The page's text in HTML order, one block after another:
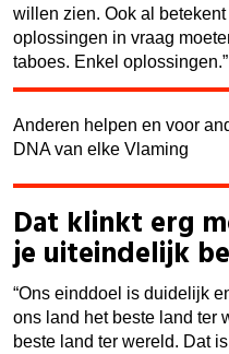
willen zien. Ook al
oplossingen in vraag
taboes. Enkel oplossingen.”
Anderen helpen en voor
DNA van elke Vlaming
Dat klinkt erg
je uiteindelijk
“Ons einddoel is duidelijk
ons land het beste land ter
beste land ter wereld. Dat